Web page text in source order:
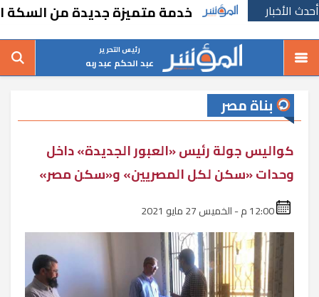
أحدث الأخبارخدمة متميزة جديدة من السكة الحديد
رئيس التحرير
عبد الحكم عبد ربه
بناة مصر
كواليس جولة رئيس «العبور الجديدة» داخل
وحدات «سكن لكل المصريين» و«سكن مصر»